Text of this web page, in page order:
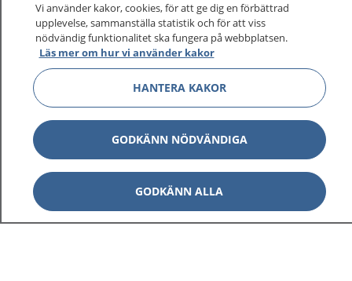
1177–tryggt om din hälsa och vård
På 1177.se får du råd om hälsa och information om
sjukdomar och vilka mottagningar du kan kontakta.
Logga in för att läsa din journal och göra dina
sjukvårdsrådgivning dygnet runt.
1177 ger dig råd när du vill må bättre.
Vi använder kakor, cookies, för att ge dig en förbättrad
upplevelse, sammanställa statistik och för att viss
nödvändig funktionalitet ska fungera på webbplatsen.
Läs mer om hur vi använder kakor
HANTERA KAKOR
GODKÄNN NÖDVÄNDIGA
GODKÄNN ALLA